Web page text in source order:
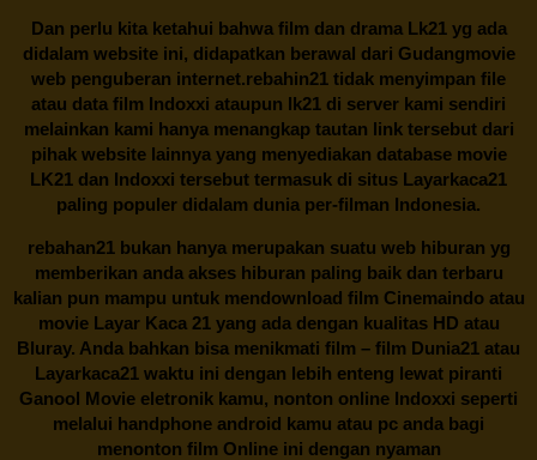
Dan perlu kita ketahui bahwa film dan dramaLk21yg ada
didalam website ini, didapatkan berawal dari Gudangmovie
web penguberan internet.rebahin21 tidak menyimpan file
atau data film Indoxxi ataupun lk21 di server kami sendiri
melainkan kami hanya menangkap tautan link tersebut dari
pihak website lainnya yang menyediakan database movie
LK21 dan Indoxxi tersebut termasuk di situs Layarkaca21
paling populer didalam dunia per-filman Indonesia.
rebahan21bukan hanya merupakan suatu web hiburan yg
memberikan anda akses hiburan paling baik dan terbaru
kalian pun mampu untuk mendownload film Cinemaindo atau
movie Layar Kaca 21 yang ada dengan kualitas HD atau
Bluray. Anda bahkan bisa menikmati film – film Dunia21 atau
Layarkaca21 waktu ini dengan lebih enteng lewat piranti
Ganool Movie eletronik kamu, nonton online Indoxxi seperti
melalui handphone android kamu atau pc anda bagi
menonton film Online ini dengan nyaman